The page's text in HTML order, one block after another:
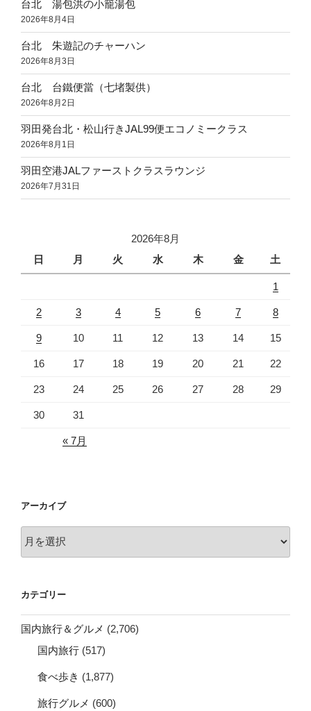
台北 湯包洪の小籠湯包
2026年8月4日
台北 朱遊記のチャーハン
2026年8月3日
台北 台鐵便當（七堵製供）
2026年8月2日
羽田発台北・松山行きJAL99便エコノミークラス
2026年8月1日
羽田空港JALファーストクラスラウンジ
2026年7月31日
2026年8月
日
月 火 水 木 金 土
1
2 3 4 5 6 7 8
9 10 11 12 13 14 15
16 17 18 19 20 21 22
23 24 25 26 27 28 29
30 31
« 7月
アーカイブ
ー
ブ
カテゴリー
国内旅行＆グルメ (2,706)
国内旅行 (517)
食べ歩き (1,877)
旅行グルメ (600)